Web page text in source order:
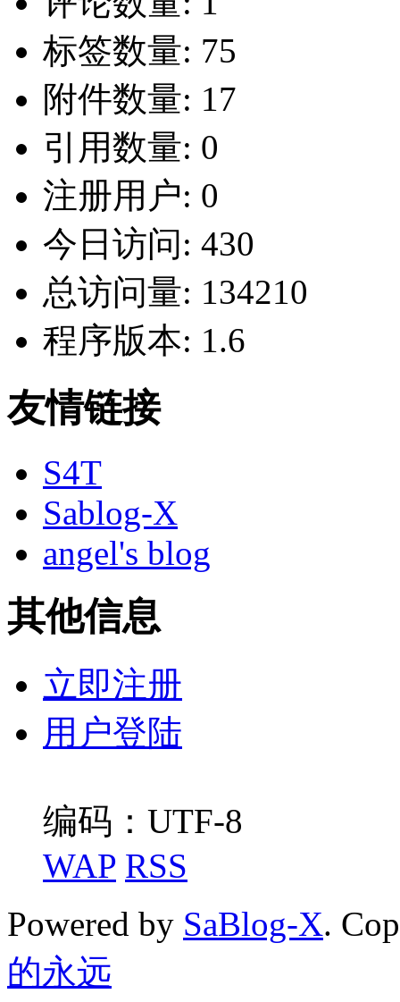
标签数量: 75
附件数量: 17
引用数量: 0
注册用户: 0
今日访问: 430
总访问量: 134210
程序版本: 1.6
友情链接
S4T
Sablog-X
angel's blog
其他信息
立即注册
用户登陆
编码：UTF-8
WAP RSS
Powered by SaBlog-X.
的永远